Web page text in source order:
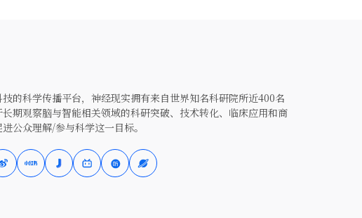
的科学传播平台，神经现实拥有来自世界知名科研院所近400名
期观察脑与智能相关领域的科研突破、技术转化、临床应用和商
公众理解/参与科学这一目标。